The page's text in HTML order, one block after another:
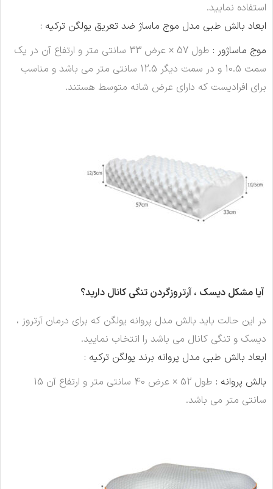
استفاده نمایید.
ابعاد بالش طبی مدل موج ماساژ ضد تعریق یولگن ترکیه :
موج ماساژور :
طول 57 × عرض 33 سانتی متر و ارتفاع آن در یک
سمت 10.5 و در سمت دیگر 12.5 سانتی متر می باشد و مناسب
برای افرادیست که دارای عرض شانه متوسط هستند.
آیا مشکل دیسک ، آرتروزگردن تنگی کانال دارید؟
در این حالت باید بالش مدل پروانه یولگن که برای درمان آرتروز ،
دیسک و تنگی کانال می باشد را انتخاب نمایید.
ابعاد بالش طبی مدل پروانه برند یولگن ترکیه :
بالش پروانه :
طول 52 × عرض 40 سانتی متر و ارتفاع آن 15
سانتی متر می باشد.